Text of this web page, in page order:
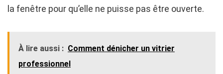
la fenêtre pour qu’elle ne puisse pas être ouverte.
À lire aussi : Comment dénicher un vitrier
professionnel